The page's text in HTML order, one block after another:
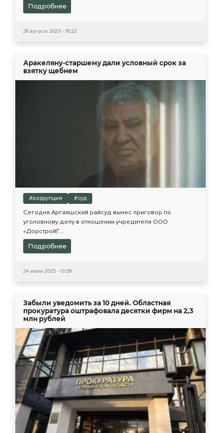
Подробнее
26 августа 2025 - 18:22
Аракеляну-старшему дали условный срок за
взятку щебнем
#коррупция #суд
Сегодня Аргаяшский райсуд вынес приговор по
уголовному делу в отношении учредителя ООО
«ДорстройГ...
Подробнее
24 июля 2025 - 13:59
Забыли уведомить за 10 дней. Областная
прокуратура оштрафовала десятки фирм на 2,3
млн рублей